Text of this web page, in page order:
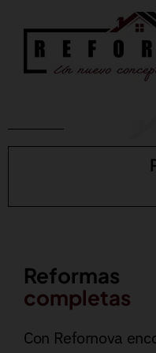
contenido
Reformas
completas
Con Refornova